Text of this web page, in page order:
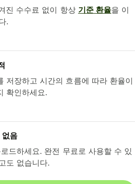
진 수수료 없이 항상 기준 환율을 이
.
저장하고 시간의 흐름에 따라 환율이
확인하세요.
없음
드하세요. 완전 무료로 사용할 수 있
도 없습니다.